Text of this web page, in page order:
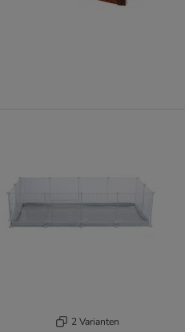
2 Varianten